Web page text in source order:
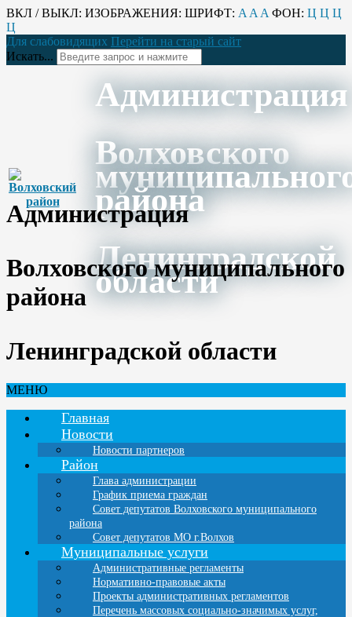
ВКЛ / ВЫКЛ: ИЗОБРАЖЕНИЯ: ШРИФТ: A A A ФОН: Ц Ц Ц
Ц
Для слабовидящих Перейти на старый сайт
Искать...
Администрация
Волховского
района
Ленинградской
области
Администрация
Волховского муниципального
района
Ленинградской области
МЕНЮ
Главная
Новости
Новости партнеров
Район
Глава администрации
График приема граждан
Совет депутатов Волховского муниципального
района
Совет депутатов МО г.Волхов
Муниципальные услуги
Административные регламенты
Нормативно-правовые акты
Проекты административных регламентов
Перечень массовых социально-значимых услуг,